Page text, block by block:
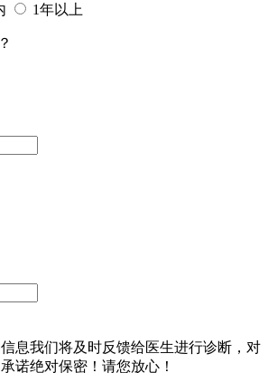
1年以上
息我们将及时反馈给医生进行诊断，对
诺绝对保密！请您放心！